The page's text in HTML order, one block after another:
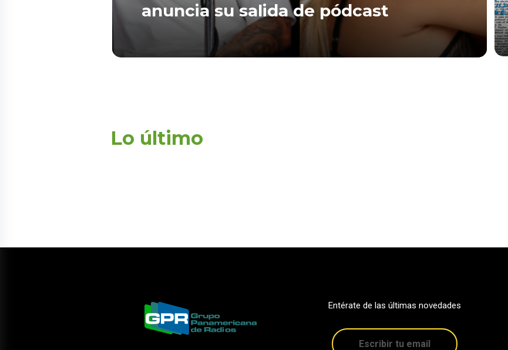
anuncia su salida de pódcast
Lo último
Entérate de las últimas novedades